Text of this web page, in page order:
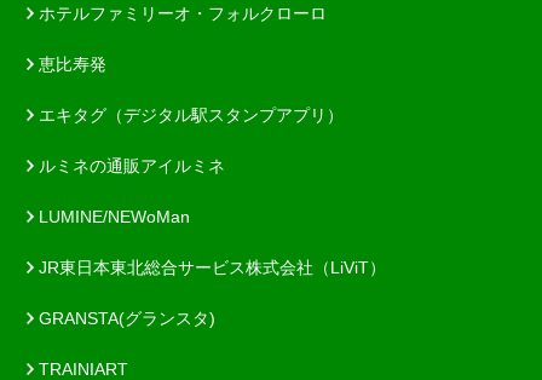
ホテルファミリーオ・フォルクローロ
恵比寿発
エキタグ（デジタル駅スタンプアプリ）
ルミネの通販アイルミネ
LUMINE/NEWoMan
JR東日本東北総合サービス株式会社（LiViT）
GRANSTA(グランスタ)
TRAINIART